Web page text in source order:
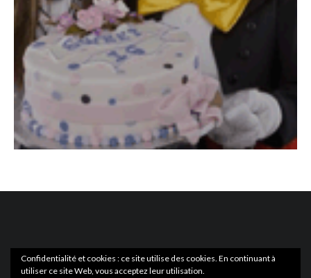
Confidentialité et cookies : ce site utilise des cookies. En continuant à
utiliser ce site Web, vous acceptez leur utilisation.